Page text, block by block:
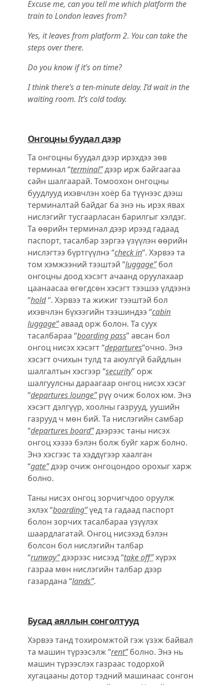
Excuse me, can you tell me which platform the
train to London leaves from?
Yes, it leaves from platform 2. You can take the
steps over there.
Do you know if it’s on time?
I think there’s a ten-minute delay. I’d wait in the
waiting room. It’s cold today.
Онгоцны буудал дээр
Та онгоцны буудал дээр ирэхдээ зѳв
терминал “terminal”дээр ирж байгаагаа
сайн шалгаарай. Томоохон онгоцны
буудлууд ихэвчлэн хоёр ба түүнээс дээш
терминалтай байдаг ба энэ нь ирэх явах
нислэгийг тусгаарласан барилгыг хэлдэг.
Та ѳѳрийн терминал дээр ирээд гадаад
паспорт, тасалбар зэргээ үзүүлэн ѳѳрийн
нислэгтээ бүртгүүлнэ “check in“. Хэрвээ та
том хэмжээний тээштэй “luggage”бол
онгоцны доод хэсэгт ачаанд оруулахаар
цаанаасаа ѳгѳгдсѳн хэсэгт тээшээ үлдээнэ
“hold“. Хэрвээ та жижиг тээштэй бол
ихэвчлэн бүхээгийн тээшиндээ “cabin
luggage”аваад орж болон. Та суух
тасалбараа “boarding pass” авсан бол
онгоц нисэх хэсэгт “departures“очно. Энэ
хэсэгт очихын тулд та аюулгүй байдлын
шалгалтын хэсгээр “security” орж
шалгуулсны дараагаар онгоц нисэх хэсэг
“departures lounge”рүү очиж болох юм. Энэ
хэсэгт дэлгүүр, хоолны газрууд, уушийн
газрууд ч мѳн бий. Та нислэгийн самбар
“departures board”дээрээс таны нисэх
онгоц хэзээ бэлэн болж буйг харж болно.
Энэ хэсгээс та хэддүгээр хаалган
“gate”дээр очиж онгоцондоо орохыг харж
болно.
Таны нисэх онгоц зорчигчдоо оруулж
эхлэх “boarding”үед та гадаад паспорт
болон зорчих тасалбараа үзүүлэх
шаардлагатай. Онгоц нисэхэд бэлэн
болсон бол нислэгийн талбар
“runway”дээрээс нисээд “take off”хүрэх
газраа мѳн нислэгийн талбар дээр
газардана “lands”.
Бусад аяллын сонголтууд
Хэрвээ танд тохиромжтой гэж үзэж байвал
та машин түрээсэлж “rent”болно. Энэ нь
машин түрээслэх газраас тодорхой
хугацааны дотор тэдний машинаас сонгон